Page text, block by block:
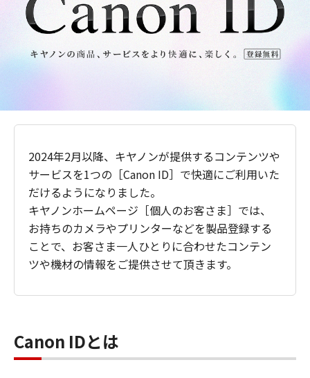
2024年2月以降、キヤノンが提供するコンテンツや
サービスを1つの［Canon ID］で快適にご利用いた
だけるようになりました。
キヤノンホームページ［個人のお客さま］では、
お持ちのカメラやプリンターなどを製品登録する
ことで、お客さま一人ひとりに合わせたコンテン
ツや機材の情報をご提供させて頂きます。
Canon IDとは